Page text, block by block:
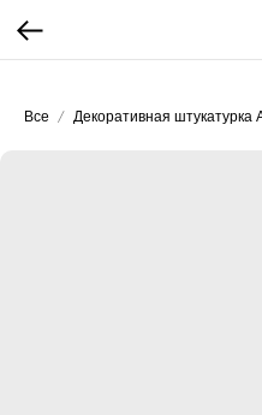
Все Декоративная штукатурка